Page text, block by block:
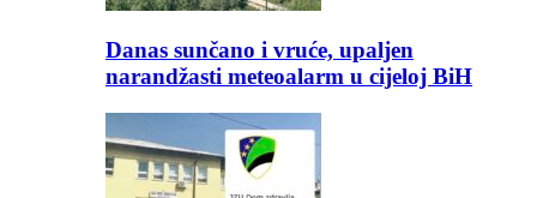
Danas sunčano i vruće, upaljen
narandžasti meteoalarm u cijeloj BiH